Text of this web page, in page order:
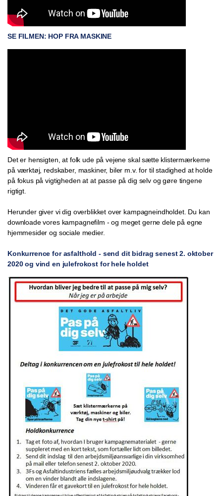
SE FILMEN: HOP FRA MASKINE
Det er hensigten, at folk ude på vejene skal sætte klistermærkerne
på værktøj, redskaber, maskiner, biler m.v. for til stadighed at holde
på fokus på vigtigheden at at passe på dig selv og gøre tingene
rigtigt.
Herunder giver vi dig overblikket over kampagneindholdet. Du kan
downloade vores kampagnefilm - og meget gerne dele på egne
hjemmesider og sociale medier.
Konkurrence for asfalthold - send dit bidrag senest 2. oktober
2020 og vind en julefrokost for hele holdet